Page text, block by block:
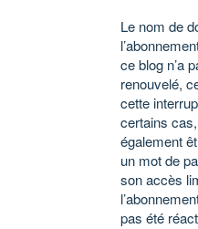
Le nom de
ce blog n’a
renouvelé,
cette
certains
également
un mot de
son accès
pas été